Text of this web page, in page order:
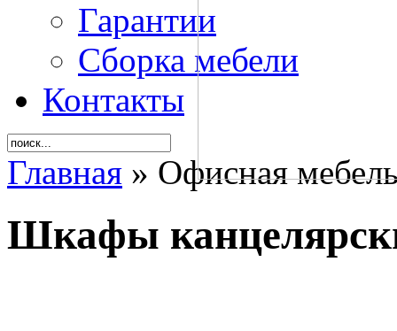
Гарантии
Сборка мебели
Контакты
Главная » Офисная
Шкафы